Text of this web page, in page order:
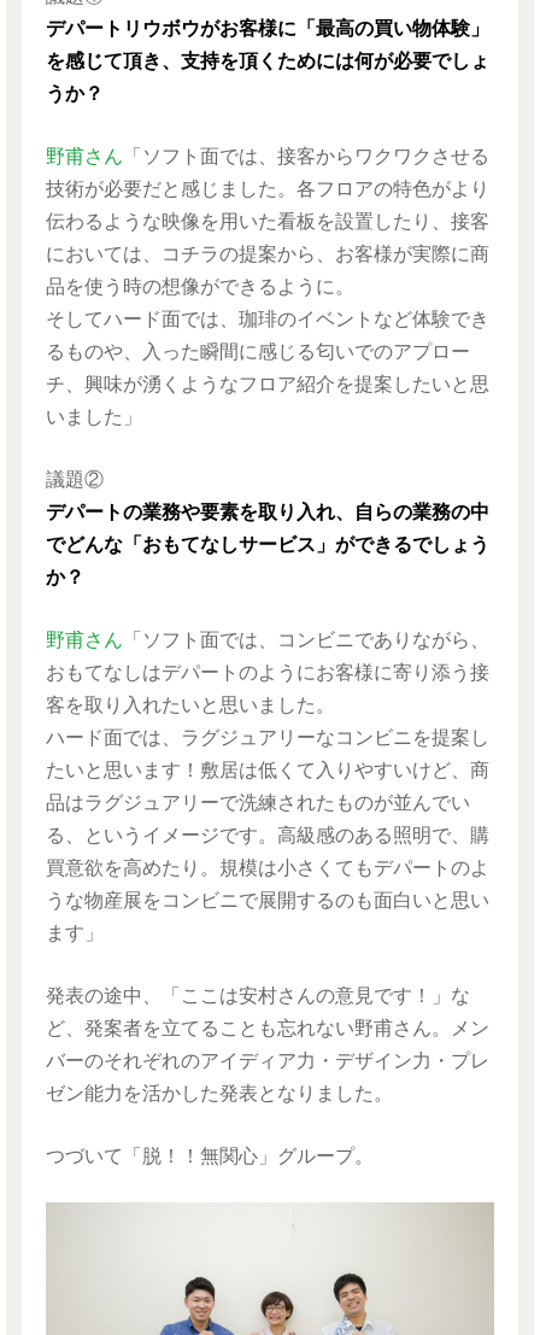
デパートリウボウがお客様に「最高の買い物体験」
を感じて頂き、支持を頂くためには何が必要でしょ
うか？
野甫さん 「ソフト面では、接客からワクワクさせる
技術が必要だと感じました。各フロアの特色がより
伝わるような映像を用いた看板を設置したり、接客
においては、コチラの提案から、お客様が実際に商
品を使う時の想像ができるように。
そしてハード面では、珈琲のイベントなど体験でき
るものや、入った瞬間に感じる匂いでのアプロー
チ、興味が湧くようなフロア紹介を提案したいと思
いました」
議題②
デパートの業務や要素を取り入れ、自らの業務の中
でどんな「おもてなしサービス」ができるでしょう
か？
野甫さん 「ソフト面では、コンビニでありながら、
おもてなしはデパートのようにお客様に寄り添う接
客を取り入れたいと思いました。
ハード面では、ラグジュアリーなコンビニを提案し
たいと思います！敷居は低くて入りやすいけど、商
品はラグジュアリーで洗練されたものが並んでい
る、というイメージです。高級感のある照明で、購
買意欲を高めたり。規模は小さくてもデパートのよ
うな物産展をコンビニで展開するのも面白いと思い
ます」
発表の途中、「ここは安村さんの意見です！」な
ど、発案者を立てることも忘れない野甫さん。メン
バーのそれぞれのアイディア力・デザイン力・プレ
ゼン能力を活かした発表となりました。
つづいて「脱！！無関心」グループ。